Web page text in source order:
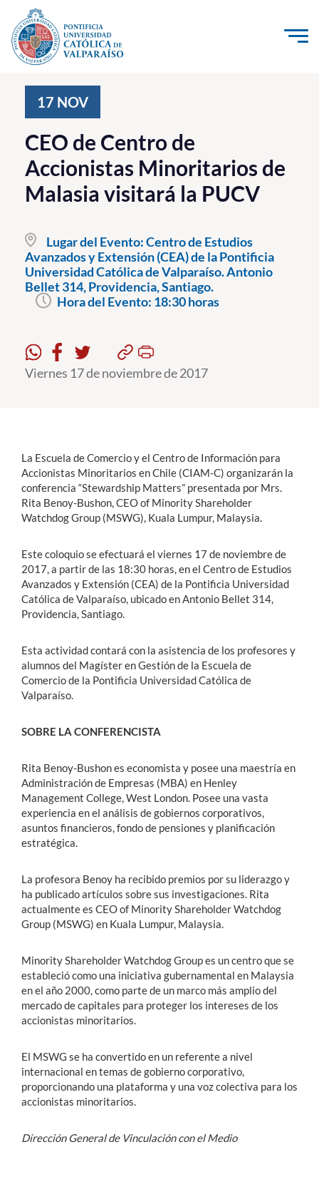
Click acá para ir directamente al contenido
Investigación, Creación e Innovación
PUCV Internacional
Vinculación con el Medio
Pregrado
Postgrado
Formación Continua
Estudiantes
English
17 NOV
CEO de Centro de
Accionistas Minoritarios de
Malasia visitará la PUCV
Lugar del Evento:Centro de Estudios
Avanzados y Extensión (CEA) de la Pontificia
Universidad Católica de Valparaíso. Antonio
Bellet 314, Providencia, Santiago.
Hora del Evento: 18:30 horas
Viernes 17 de noviembre de 2017
La Escuela de Comercio y el Centro de Información para
Accionistas Minoritarios en Chile (CIAM-C) organizarán la
conferencia “Stewardship Matters” presentada por Mrs.
Rita Benoy-Bushon, CEO of Minority Shareholder
Watchdog Group (MSWG), Kuala Lumpur, Malaysia.
Este coloquio se efectuará el viernes 17 de noviembre de
2017, a partir de las 18:30 horas, en el Centro de Estudios
Avanzados y Extensión (CEA) de la Pontificia Universidad
Católica de Valparaíso, ubicado en Antonio Bellet 314,
Providencia, Santiago.
Esta actividad contará con la asistencia de los profesores y
alumnos del Magíster en Gestión de la Escuela de
Comercio de la Pontificia Universidad Católica de
Valparaíso.
SOBRE LA CONFERENCISTA
Rita Benoy-Bushon es economista y posee una maestría en
Administración de Empresas (MBA) en Henley
Management College, West London. Posee una vasta
experiencia en el análisis de gobiernos corporativos,
asuntos financieros, fondo de pensiones y planificación
estratégica.
La profesora Benoy ha recibido premios por su liderazgo y
ha publicado artículos sobre sus investigaciones. Rita
actualmente es CEO of Minority Shareholder Watchdog
Group (MSWG) en Kuala Lumpur, Malaysia.
Minority Shareholder Watchdog Group es un centro que se
estableció como una iniciativa gubernamental en Malaysia
en el año 2000, como parte de un marco más amplio del
mercado de capitales para proteger los intereses de los
accionistas minoritarios.
El MSWG se ha convertido en un referente a nivel
internacional en temas de gobierno corporativo,
proporcionando una plataforma y una voz colectiva para los
accionistas minoritarios.
Dirección General de Vinculación con el Medio